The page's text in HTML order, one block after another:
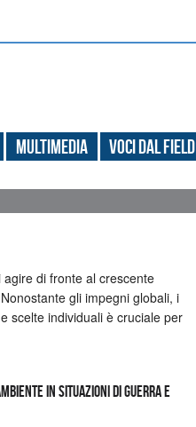
Multimedia Voci dal field
di fronte al crescente
gli impegni globali, i
scelte individuali è cruciale per
in situazioni di guerra e